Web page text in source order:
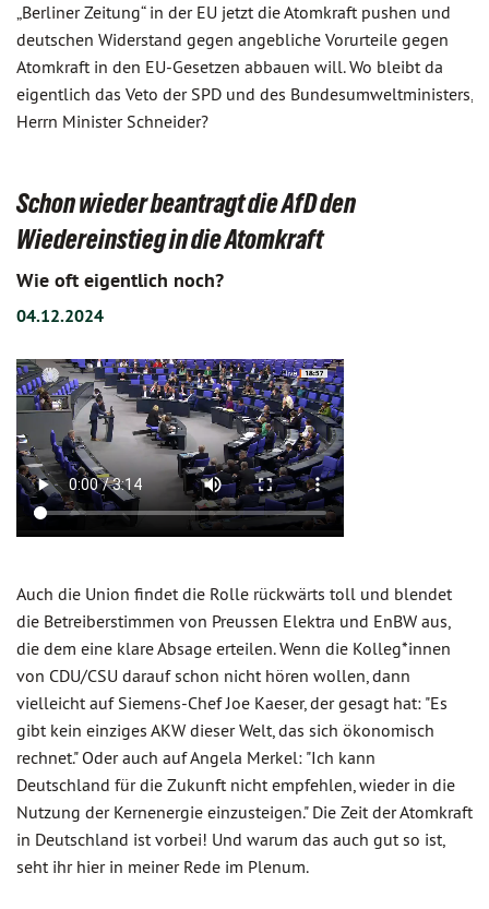
„Berliner Zeitung“ in der EU jetzt die Atomkraft pushen und
deutschen Widerstand gegen angebliche Vorurteile gegen
Atomkraft in den EU-Gesetzen abbauen will. Wo bleibt da
eigentlich das Veto der SPD und des Bundesumweltministers,
Herrn Minister Schneider?
Schon wieder beantragt die AfD den
Wiedereinstieg in die Atomkraft
Wie oft eigentlich noch?
04.12.2024
Auch die Union findet die Rolle rückwärts toll und blendet
die Betreiberstimmen von Preussen Elektra und EnBW aus,
die dem eine klare Absage erteilen. Wenn die Kolleg*innen
von CDU/CSU darauf schon nicht hören wollen, dann
vielleicht auf Siemens-Chef Joe Kaeser, der gesagt hat: "Es
gibt kein einziges AKW dieser Welt, das sich ökonomisch
rechnet." Oder auch auf Angela Merkel: "Ich kann
Deutschland für die Zukunft nicht empfehlen, wieder in die
Nutzung der Kernenergie einzusteigen." Die Zeit der Atomkraft
in Deutschland ist vorbei! Und warum das auch gut so ist,
seht ihr hier in meiner Rede im Plenum.